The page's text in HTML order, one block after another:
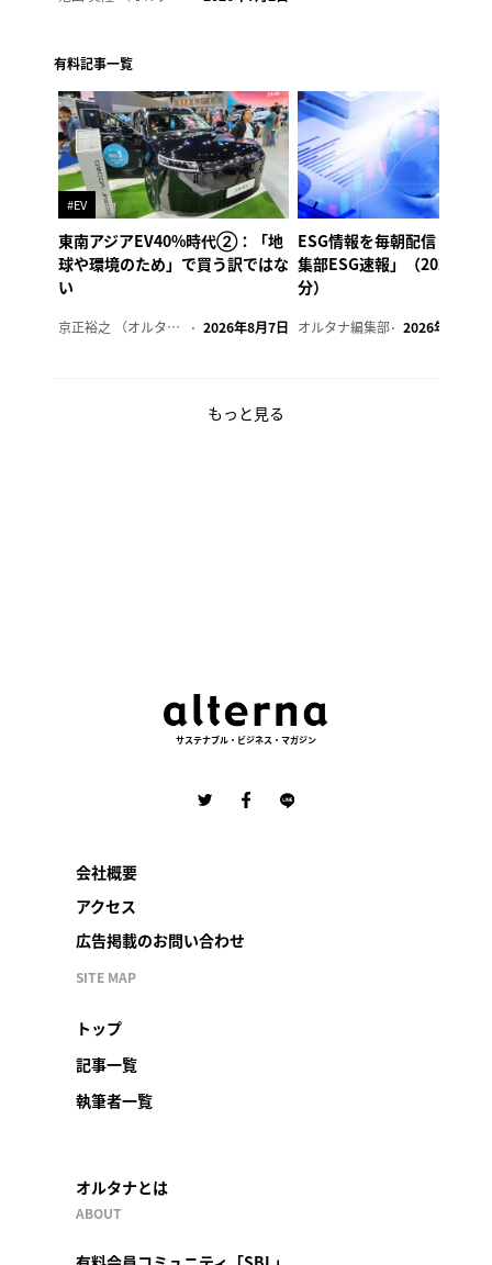
有料記事一覧
#EV
東南アジアEV40%時代②：「地
球や環境のため」で買う訳ではな
い
京正裕之 （オルタナ副編集長） 2026年8月7日
ESG情報を毎朝配信「オル
集部ESG速報」（2026年8
分）
オルタナ編集部 2026年8月7日
もっと見る
サステナブル・ビジネス・マガジン
会社概要
アクセス
広告掲載のお問い合わせ
SITE MAP
トップ
記事一覧
執筆者一覧
オルタナとは
ABOUT